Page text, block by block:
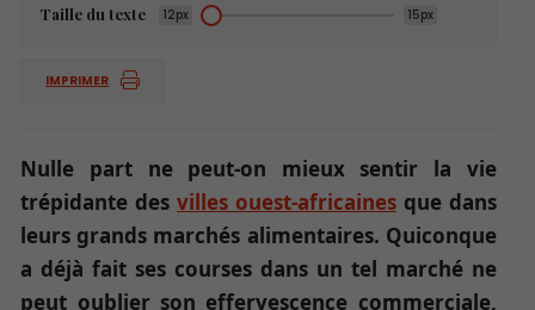
Taille du texte 12px 15px
IMPRIMER
Nulle part ne peut-on mieux sentir la vie
trépidante desvilles ouest-africainesque dans
leurs grands marchés alimentaires. Quiconque
a déjà fait ses courses dans un tel marché ne
peut oublier son effervescence commerciale,